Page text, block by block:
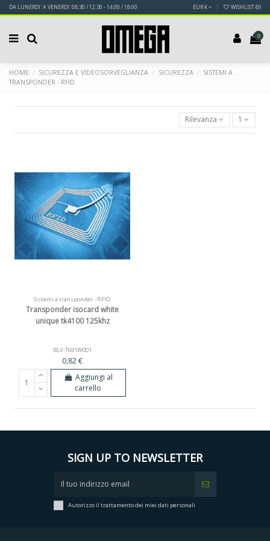
DA LUNERDI' A VENERDI' 08:30 / 12:30 - 14:00 / 18:00 EUR € WISHLIST (0)
0
HOME SICUREZZA E VIDEOSORVEGLIANZA SICUREZZA
SISTEMI A
TRANSPONDER - RFID
Rilevanza 1
Sistemi a transponder - RFID
Transponder isocard white
unique tk4100 125khz
BLV-T691W001
0,82 €
Aggiungi al
carrello
SIGN UP TO NEWSLETTER
Autorizzo il trattamento dei miei dati personali